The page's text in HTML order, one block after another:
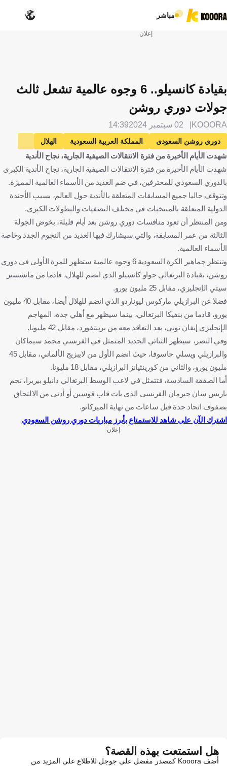
مباشر
إعلان
بقيادة كانسيلو.. 6 وجوه عالمية تشعل ثالث
جولات دوري روشن
KOOORA 02 سبتمبر 2024 14:39
دوري روشن السعودي المملكة العربية السعودية
الهلال
الاتحاد
النصر الأهلي
الرياض
دانيلو بيريرا
البرتغال جواو كانسيلو إيفان توني
إنجلترا
محمد سيماكان
فرنسا ماركوس ليوناردو
ويسلي جاسوفا
كرة قدم
شهدت الأيام الأخيرة من فترة الانتقالات الصيفية الجارية، نجاح الأندية
شهدت الأيام الأخيرة من فترة الانتقالات الصيفية الجارية، نجاح الأندية الكبرى
بالدوري السعودي للمحترفين، في ضم العديد من الأسماء العالمية المميزة.
وتتوقف حاليا جميع المسابقات المتعلقة بالأندية حول العالم، بسبب الأجندة
الدولية المتعلقة بالمنتخبات في مختلف التصفيات والبطولات الكبرى.
ومن المنتظر أن تعود منافسات دوري روشن بعد أيام قليلة، بخوض الجولة
الثالثة من عمر المسابقة، والتي سيشارك فيها العديد من النجوم الجدد وخاصة
الأسماء العالمية.
وتنتظر جماهير الكرة السعودية 6 وجوه عالمية ستظهر للمرة الأولى في دوري
روشن، بقيادة البرتغالي جواو كانسيلو الذي انضم للهلال، قادما من مانشستر
سيتي الإنجليزي، مقابل 25 مليون يورو.
فضلا عن البرازيلي ماركوس ليوناردو الذي انضم للهلال أيضا، مقابل 40 مليون
يورو، قادما من بنفيكا البرتغالي، بينما سيظهر مع أهلي جدة، المهاجم
الإنجليزي إيفان توني، بعد التعاقد معه من برينتفورد، مقابل 42 مليونا.
وفي النصر، سيظهر الثنائي الجديد المتمثل في الفرنسي محمد سيماكان
والبرازيلي ويسلي جاسوفا، حيث انضم الأول من لايبزيج الألماني، مقابل 45
مليون يورو، والثاني من كورينثيانز البرازيلي، مقابل 18 مليونا.
أما الصفقة السادسة، فتتمثل في لاعب الوسط البرتغالي دانيلو بيريرا، نجم
باريس سان جيرمان الفرنسي الذي بات قاب قوسين أو أدنى من الالتحاق
بصفوف اتحاد جدة قبل ساعات من نهاية الميركاتو.
اشترك الآن على شاهد للاستمتاع بأبرز مباريات دوري روشن السعودي
إعلان
هل استمتعت بهذه القصة؟
أضف Kooora كمصدر مفضل على جوجل للاطلاع على المزيد من